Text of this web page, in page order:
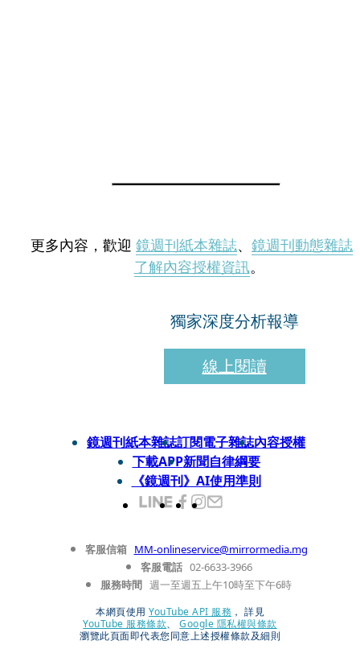
更多內容，歡迎 鏡週刊紙本雜誌、 鏡週刊動態雜誌
了解內容授權資訊。
獨家深度分析報導
線上閱讀
鏡週刊紙本雜誌訂閱電子雜誌內容授權
下載APP新聞自律綱要
《鏡週刊》AI使用準則
客服信箱 MM-onlineservice@mirrormedia.mg
客服電話 02-6633-3966
服務時間 週一至週五上午10時至下午6時
本網頁使用 YouTube API 服務 ， 詳見
YouTube 服務條款、
Google 隱私權與條款
瀏覽此頁面即代表您同意上述授權條款及細則